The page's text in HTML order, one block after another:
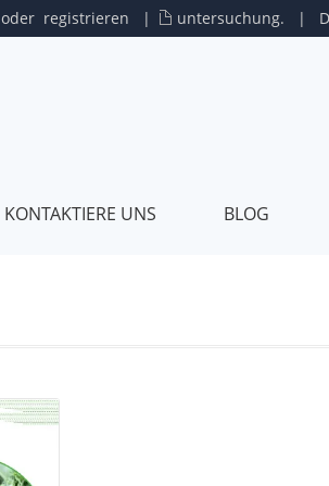
|
untersuchung.
|
oder registrieren
KONTAKTIERE UNS BLOG